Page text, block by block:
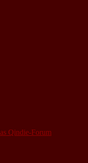
Qindie-Forum